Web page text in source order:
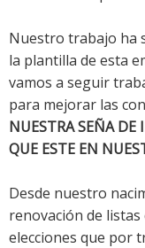
Nuestro trabajo ha
la plantilla de esta
vamos a seguir
para mejorar las
NUESTRA SEÑA DE
QUE ESTE EN
Desde nuestro
renovación de listas
elecciones que por